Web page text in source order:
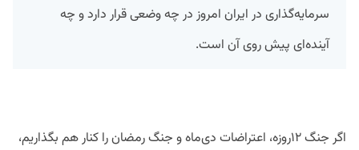
سرمایه‌گذاری در ایران امروز در چه وضعی قرار دارد و چه
آینده‌ای پیش روی آن است.
اگر جنگ ۱۲روزه، اعتراضات دی‌ماه و جنگ رمضان را کنار هم بگذاریم،